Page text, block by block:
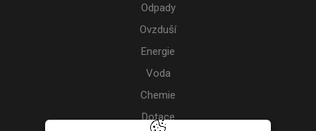
Odpady
Ovzduší
Energie
Voda
Chemie
Dotace